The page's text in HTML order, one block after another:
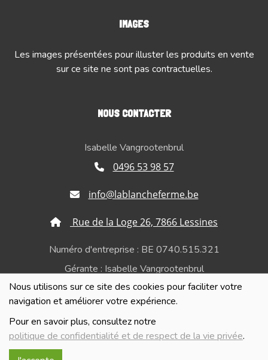
Nous utilisons sur ce site des cookies pour faciliter votre
navigation et améliorer votre expérience.
Pour en savoir plus, consultez notre
politique de confidentialité et de respect de la vie privée.
IMAGES
Les images présentées pour illuster les produits en vente
sur ce site ne sont pas contractuelles.
NOUS CONTACTER
Isabelle Vangrootenbrul
0496 53 98 57
info@lablancheferme.be
Rue de la Loge 26, 7866 Lessines
Numéro d'entreprise : BE 0740.515.321
Gérante : Isabelle Vangrootenbrul
Politique de confidentialité et de respect de la vie
privée